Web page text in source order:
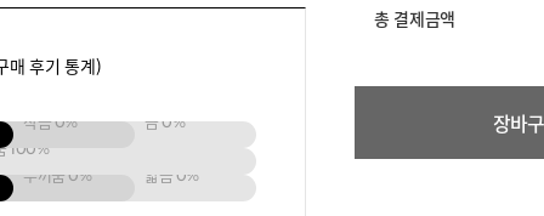
매 후기 통계)
작음0% 큼0%
100%
두꺼움0% 얇음0%
총 결제금액
장바